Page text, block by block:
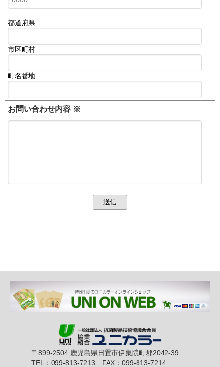
都道府県
市区町村
町名番地
お問い合わせ内容 ※
〒899-2504 鹿児島県日置市伊集院町郡2042-39
TEL：099-813-7213 FAX：099-813-7214